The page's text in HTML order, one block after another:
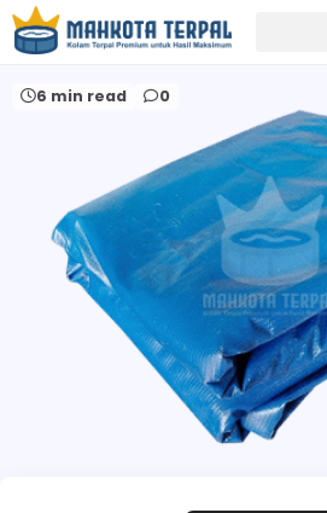
Home harga terpal per meter bandung
6 min read 0